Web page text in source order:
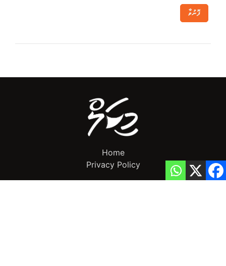
ފޮނުވާ
Home
Privacy Policy